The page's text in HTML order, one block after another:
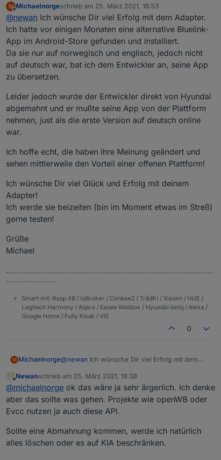
nachdem unter
https://github.com/ioBroker/AdapterRequests/issues/4
03ein Adapter Request gestellt wurde, habe ich mich
der Sache einmal angenommen.
Ich selber besitze kein Auto von Hyundai oder Kia und
ein User hat mir Zugangsdaten zur Verfügung gestellt
hat. Somit müsstet ihr mehr testen ;-)
Pre-Alpha zum testen:
https://github.com/Newan/ioBroker.bluelink
Freue mich auf Feedback!
M Michaelnorgeschrieb am 25. März 2021, 18:53
zuletzt editiert von
@newan Ich wünsche Dir viel Erfolg mit dem Adapter.
Ich hatte vor einigen Monaten eine alternative Bluelink-
App im Android-Store gefunden und installiert.
Da sie nur auf norwegisch und englisch, jedoch nicht
auf deutsch war, bat ich dem Entwickler an, seine App
zu übersetzen.
Leider jedoch wurde der Entwickler direkt von Hyundai
abgemahnt und er mußte seine App von der Plattform
nehmen, just als die erste Version auf deutsch online
war.
Ich hoffe echt, die haben ihre Meinung geändert und
sehen mittlerweile den Vorteil einer offenen Plattform!
Ich wünsche Dir viel Glück und Erfolg mit deinem
Adapter!
Ich werde sie beizeiten (bin im Moment etwas im Streß)
gerne testen!
Grüße
Michael
–---------------------------------------------------------------------
-----------------
Smart mit: Rasp 4B / ioBroker / Conbee2 / Trådfri / Xiaomi / HUE /
Logitech Harmony / Aqara / Easee Wallbox / Hyundai Ioniq / Alexa /
Google Home / Fully Kiosk / VIS
0
M Michaelnorge@newan Ich wünsche Dir viel Erfolg mit dem
Ich hatte vor einigen Monaten eine alternative
Bluelink-App im Android-Store gefunden und
installiert.
Da sie nur auf norwegisch und englisch, jedoch
nicht auf deutsch war, bat ich dem Entwickler
Leider jedoch wurde der Entwickler direkt von
Hyundai abgemahnt und er mußte seine App
von der Plattform nehmen, just als die erste
Version auf deutsch online war.
Ich hoffe echt, die haben ihre Meinung geändert
und sehen mittlerweile den Vorteil einer offenen
Plattform!
Ich wünsche Dir viel Glück und Erfolg mit
Ich werde sie beizeiten (bin im Moment etwas
im Streß) gerne testen!
Grüße
Michael
Offline
Newanschrieb am 25. März 2021, 19:38
zuletzt editiert von
@michaelnorge ok das wäre ja sehr ärgerlich. Ich denke
aber das sollte was gehen. Projekte wie openWB oder
Evcc nutzen ja auch diese API.
Sollte eine Abmahnung kommen, werde ich natürlich
alles löschen oder es auf KIA beschränken.